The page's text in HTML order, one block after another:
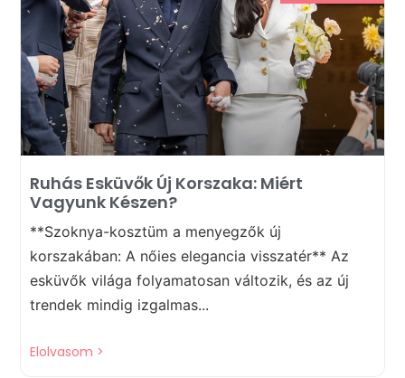
Ruhás Esküvők Új Korszaka: Miért
Vagyunk Készen?
**Szoknya-kosztüm a menyegzők új
korszakában: A nőies elegancia visszatér** Az
esküvők világa folyamatosan változik, és az új
trendek mindig izgalmas...
Elolvasom >